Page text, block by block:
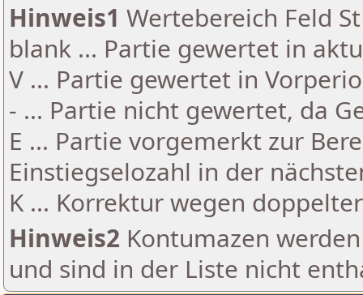
Hinweis1 Wertebereich Feld
blank ... Partie gewertet in
V ... Partie gewertet in
- ... Partie nicht gewertet, da
E ... Partie vorgemerkt zur
Einstiegselozahl in der
K ... Korrektur wegen
Hinweis2 Kontumazen
und sind in der Liste nicht